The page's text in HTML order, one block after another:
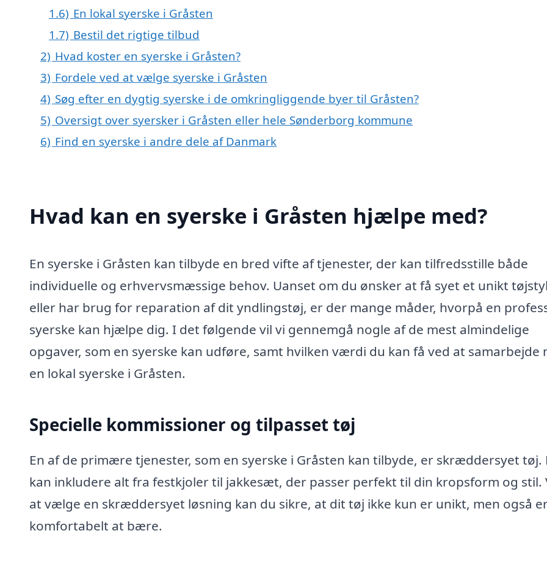
1.6) En lokal syerske i Gråsten
1.7) Bestil det rigtige tilbud
2) Hvad koster en syerske i Gråsten?
3) Fordele ved at vælge syerske i Gråsten
4) Søg efter en dygtig syerske i de omkringliggende byer til Gråsten?
5) Oversigt over syersker i Gråsten eller hele Sønderborg kommune
6) Find en syerske i andre dele af Danmark
Hvad kan en syerske i Gråsten hjælpe med?
En syerske i Gråsten kan tilbyde en bred vifte af tjenester, der kan tilfredsstille både
individuelle og erhvervsmæssige behov. Uanset om du ønsker at få syet et unikt
eller har brug for reparation af dit yndlingstøj, er der mange måder, hvorpå en
syerske kan hjælpe dig. I det følgende vil vi gennemgå nogle af de mest almindelige
opgaver, som en syerske kan udføre, samt hvilken værdi du kan få ved at samarbejde
en lokal syerske i Gråsten.
Specielle kommissioner og tilpasset tøj
En af de primære tjenester, som en syerske i Gråsten kan tilbyde, er skræddersyet tøj.
kan inkludere alt fra festkjoler til jakkesæt, der passer perfekt til din kropsform og stil.
at vælge en skræddersyet løsning kan du sikre, at dit tøj ikke kun er unikt, men også
komfortabelt at bære.